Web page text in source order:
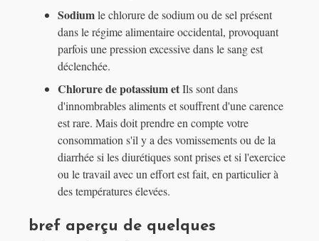
Sodiumle chlorure de sodium ou de sel présent
dans le régime alimentaire occidental, provoquant
parfois une pression excessive dans le sang est
déclenchée.
Chlorure de potassium etIls sont dans
d'innombrables aliments et souffrent d'une carence
est rare. Mais doit prendre en compte votre
consommation s'il y a des vomissements ou de la
diarrhée si les diurétiques sont prises et si l'exercice
ou le travail avec un effort est fait, en particulier à
des températures élevées.
bref aperçu de quelques